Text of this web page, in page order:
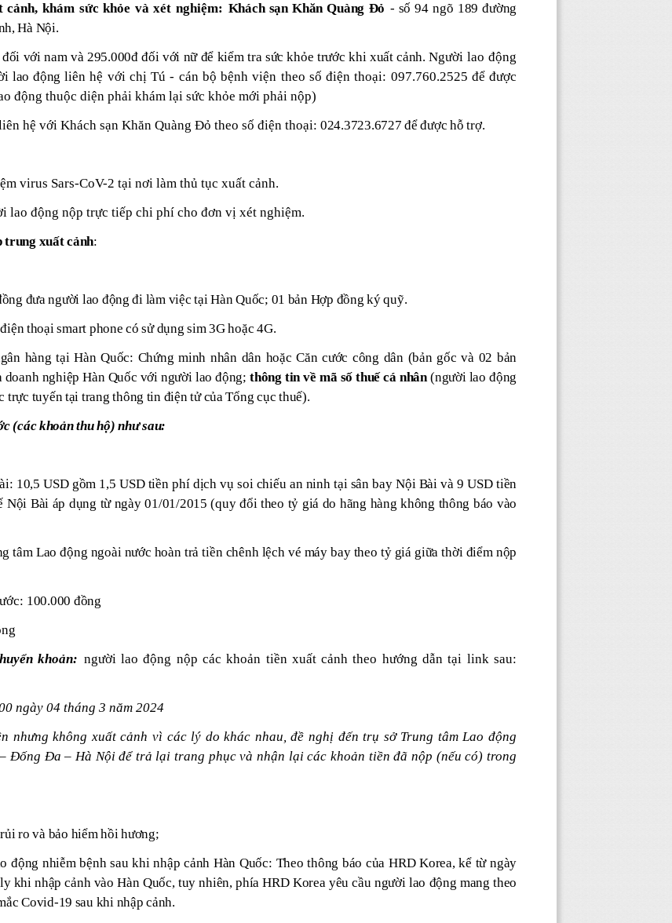
khám sức khỏe và xét nghiệm: Khách sạnKhăn Quàng Đỏ - số 94 ngõ 189 đường
Hà Nội.
đối với nam và 295.000đ đối với nữ để kiểm tra sức khỏe trước khi xuất cảnh.Người lao động
lao động liên hệ với chị Tú - cán bộ bệnh viện theo số điện thoại: 097.760.2525 để được
động thuộc diện phải khám lại sức khỏe mới phải nộp)
hệ với Khách sạn Khăn Quàng Đỏ theo số điện thoại: 024.3723.6727 để được hỗ trợ.
virus Sars-CoV-2 tại nơi làm thủ tục xuất cảnh.
lao động nộp trực tiếp chi phí cho đơn vị xét nghiệm.
xuất cảnh:
đưa người lao động đi làm việc tại Hàn Quốc; 01 bản Hợp đồng ký quỹ.
thoại smart phone có sử dụng sim 3G hoặc 4G.
hàng tại Hàn Quốc: Chứng minh nhân dân hoặc Căn cước công dân (bản gốc và 02 bản
nghiệp Hàn Quốc với người lao động;thông tin về mã số thuế cá nhân(người lao động
trực tuyến tại trang thông tin điện tử của Tổng cục thuế).
(các khoản thu hộ) như sau:
10,5 USD gồm 1,5 USD tiền phí dịch vụ soi chiếu an ninh tại sân bay Nội Bài và 9 USD tiền
Bài áp dụng từ ngày 01/01/2015 (quy đổi theo tỷ giá do hãng hàng không thông báo vào
tâm Lao động ngoài nước hoàn trả tiền chênh lệch vé máy bay theo tỷ giá giữa thời điểm nộp
100.000 đồng
khoản: người lao động nộp các khoản tiền xuất cảnh theo hướng dẫn tại link sau:
ngày 04 tháng 3 năm 2024
nhưng không xuất cảnh vì các lý do khác nhau, đề nghị đến trụ sở Trung tâm Lao động
Đống Đa – Hà Nội để trả lại trang phục và nhận lại các khoản tiền đã nộp (nếu có) trong
ro và bảo hiểm hồi hương;
nhiễm bệnh sau khi nhập cảnh Hàn Quốc: Theo thông báo của HRD Korea, kể từ ngày
khi nhập cảnh vào Hàn Quốc, tuy nhiên, phía HRD Korea yêu cầu người lao động mang theo
Covid-19 sau khi nhập cảnh.